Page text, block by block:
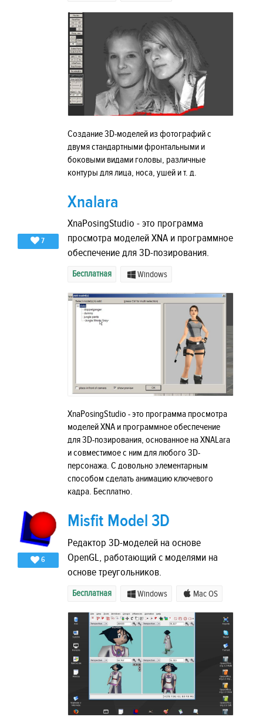
Создание 3D-моделей из фотографий с
двумя стандартными фронтальными и
боковыми видами головы, различные
контуры для лица, носа, ушей и т. д.
7
Xnalara
XnaPosingStudio - это программа
просмотра моделей XNA и программное
обеспечение для 3D-позирования.
Бесплатная Windows
XnaPosingStudio - это программа просмотра
моделей XNA и программное обеспечение
для 3D-позирования, основанное на XNALara
и совместимое с ним для любого 3D-
персонажа. С довольно элементарным
способом сделать анимацию ключевого
кадра. Бесплатно.
6
Misfit Model 3D
Редактор 3D-моделей на основе
OpenGL, работающий с моделями на
основе треугольников.
Бесплатная Windows Mac OS